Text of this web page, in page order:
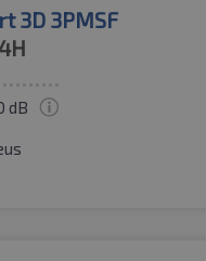
3D 3PMSF
dB